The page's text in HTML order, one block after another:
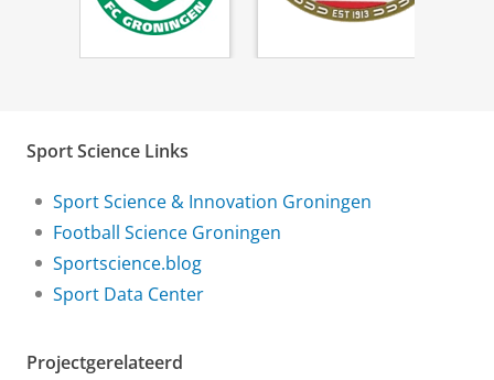
Sport Science Links
Sport Science & Innovation Groningen
Football Science Groningen
Sportscience.blog
Sport Data Center
Projectgerelateerd